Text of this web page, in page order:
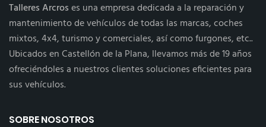
Talleres Arcroses una empresa dedicada a la reparación y
mantenimiento de vehículos de todas las marcas, coches
mixtos, 4x4, turismo y comerciales, así como furgones, etc..
Ubicados en Castellón de la Plana, llevamos más de 19 años
ofreciéndoles a nuestros clientes soluciones eficientes para
sus vehículos.
SOBRE NOSOTROS